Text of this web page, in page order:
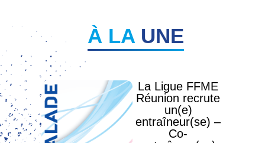
À LA UNE
La Ligue FFME
Réunion recrute
un(e)
entraîneur(se) –
Co-